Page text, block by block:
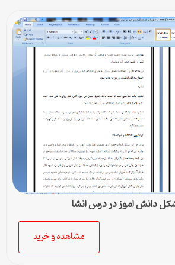
دانش اموز در درس انشا
مشاهده و خرید